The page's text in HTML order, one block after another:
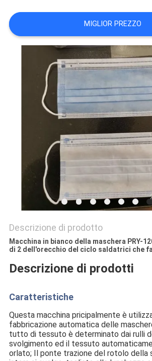
MAPPA
DEL
SITO
PRIVACY
POLICY
MIGLIOR PREZZO
Descrizione di prodotto
Macchina in bianco della maschera PRY-
di 2 dell'orecchio del ciclo saldatrici che
Descrizione di prodotti
Caratteristiche
Questa macchina pricipalmente è
fabbricazione automatica delle
tutto di tessuto è determinato dai rulli
svolgimento ed il tessuto
orlato; Il ponte trazione del rotolo della